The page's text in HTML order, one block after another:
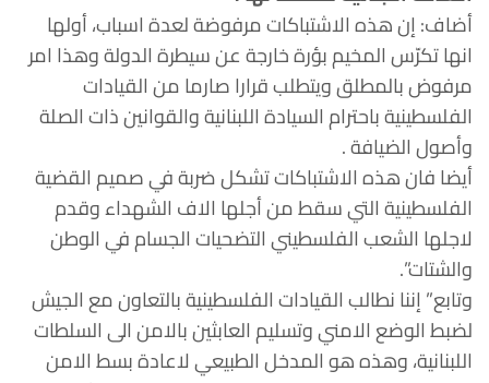
أضاف: إن هذه الاشتباكات مرفوضة لعدة اسباب، أولها
انها تكرّس المخيم بؤرة خارجة عن سيطرة الدولة وهذا امر
مرفوض بالمطلق ويتطلب قرارا صارما من القيادات
الفلسطينية باحترام السيادة اللبنانية والقوانين ذات الصلة
وأصول الضيافة .
أيضا فان هذه الاشتباكات تشكل ضربة في صميم القضية
الفلسطينية التي سقط من أجلها الاف الشهداء وقدم
لاجلها الشعب الفلسطيني التضحيات الجسام في الوطن
والشتات”.
وتابع” إننا نطالب القيادات الفلسطينية بالتعاون مع الجيش
لضبط الوضع الامني وتسليم العابثين بالامن الى السلطات
اللبنانية، وهذه هو المدخل الطبيعي لاعادة بسط الامن